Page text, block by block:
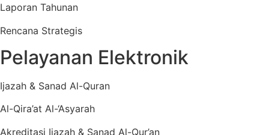
Laporan Tahunan
Rencana Strategis
Pelayanan Elektronik
Ijazah & Sanad Al-Quran
Al-Qira’at Al-‘Asyarah
Akreditasi Ijazah & Sanad Al-Qur’an